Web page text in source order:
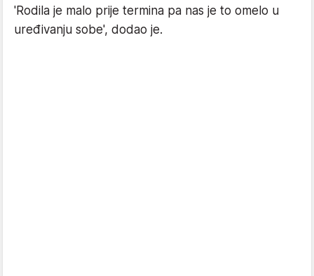
'Rodila je malo prije termina pa nas je to omelo u
uređivanju sobe', dodao je.